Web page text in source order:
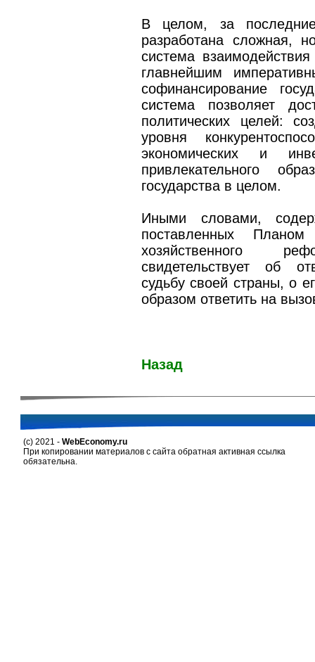
В целом, за
разработана сложная,
система
главнейшим
софинансирование
система позволяет
политических целей:
уровня
экономических и
привлекательного
государства в целом.
Иными словами,
поставленных
хозяйственного
свидетельствует об
судьбу своей страны, о
образом ответить на
Назад
(c) 2021 - WebEconomy.ru
При копировании материалов с сайта обратная активная ссылка
обязательна.